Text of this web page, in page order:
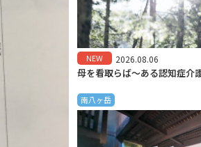
NEW 2026.08.06
母を看取らば～ある認知症介
南八ヶ岳